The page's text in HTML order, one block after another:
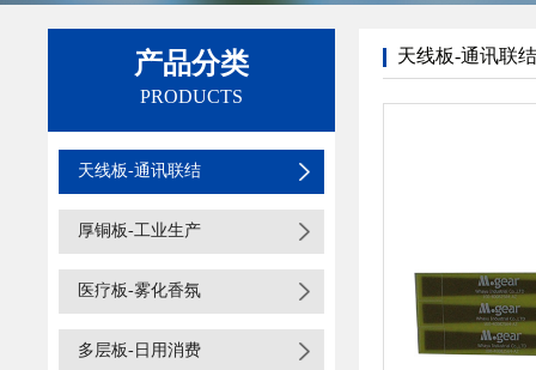
产品分类
PRODUCTS
天线板-通讯联结
厚铜板-工业生产
医疗板-雾化香氛
多层板-日用消费
天线板-通讯联结